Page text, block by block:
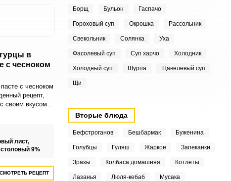
в
с чесноком
с чесноком
рецепт,
своим вкусом и
вкуса.
лист,
9%
СМОТРЕТЬ РЕЦЕПТ
Борщ Бульон Гаспачо
Гороховый суп Окрошка Рассольник
Свекольник Солянка Уха
Фасолевый суп Суп харчо Холодник
Холодный суп Шурпа Щавелевый суп
Щи
Вторые блюда
Бефстроганов Бешбармак Буженина
Голубцы Гуляш Жаркое Запеканки
Зразы Колбаса домашняя Котлеты
Лазанья Люля-кебаб Мусака